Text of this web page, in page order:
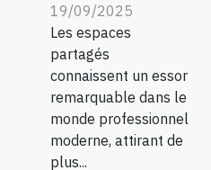
19/09/2025
Les espaces
partagés
connaissent un essor
remarquable dans le
monde professionnel
moderne, attirant de
plus...